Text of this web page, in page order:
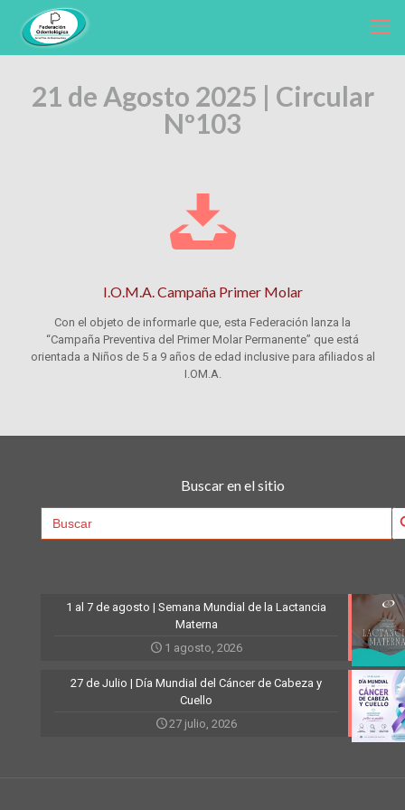
21 de Agosto 2025 | Circular
Nº103
I.O.M.A. Campaña Primer Molar
Con el objeto de informarle que, esta Federación lanza la
“Campaña Preventiva del Primer Molar Permanente” que está
orientada a Niños de 5 a 9 años de edad inclusive para afiliados al
I.OM.A.
Buscar en el sitio
Search
1 al 7 de agosto | Semana Mundial de la Lactancia
Materna
1 agosto, 2026
27 de Julio | Día Mundial del Cáncer de Cabeza y
Cuello
27 julio, 2026